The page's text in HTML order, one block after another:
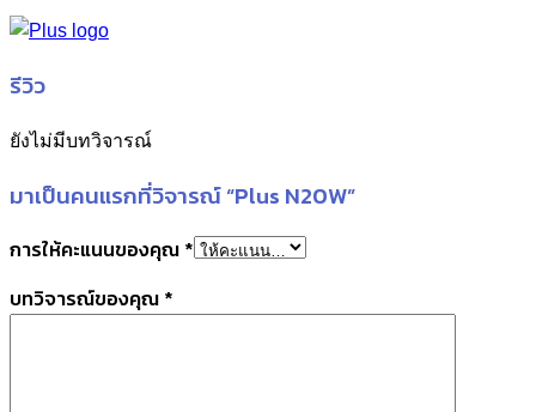
รีวิว
ยังไม่มีบทวิจารณ์
มาเป็นคนแรกที่วิจารณ์ “Plus N20W”
การให้คะแนนของคุณ *
บทวิจารณ์ของคุณ *